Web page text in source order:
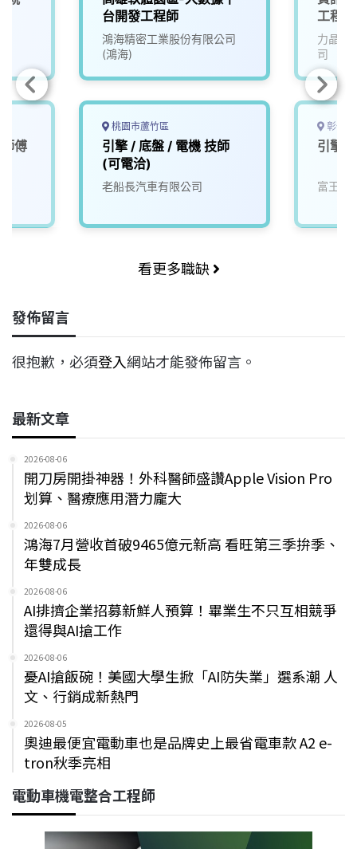
傅
台開發工程師
鴻海精密工業股份有限公司
(鴻海)
桃園市蘆竹區
引擎 / 底盤 / 電機 技師
(可電洽)
老船長汽車有限公司
工程
力晶積
司
彰化
引擎
富王汽
看更多職缺
發佈留言
很抱歉，必須登入網站才能發佈留言。
最新文章
2026-08-06
開刀房開掛神器！外科醫師盛讚Apple Vision Pro
划算、醫療應用潛力龐大
2026-08-06
鴻海7月營收首破9465億元新高 看旺第三季拚季、
年雙成長
2026-08-06
AI排擠企業招募新鮮人預算！畢業生不只互相競爭
還得與AI搶工作
2026-08-06
憂AI搶飯碗！美國大學生掀「AI防失業」選系潮 人
文、行銷成新熱門
2026-08-05
奧迪最便宜電動車也是品牌史上最省電車款 A2 e-
tron秋季亮相
電動車機電整合工程師